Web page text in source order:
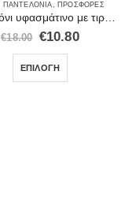
ΠΑΝΤΕΛΌΝΙΑ, ΠΡΟΣΦΟΡΈΣ
Παντελόνι υφασμάτινο με τιράντες Ice λευκο 20200
€18.00 €10.80
ΕΠΙΛΟΓΉ